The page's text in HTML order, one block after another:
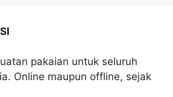
pakaian untuk seluruh
Online maupun offline, sejak